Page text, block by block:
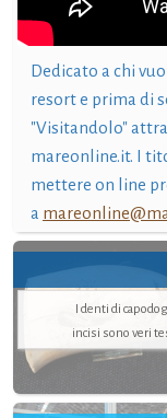
Dedicato a chi
resort e prima di
"Visitandolo"
mareonline.it. I
mettere on line
a
I denti di
incisi sono veri